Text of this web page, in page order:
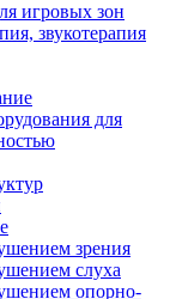
игровых зон
звукотерапия
для
зрения
слуха
опорно-